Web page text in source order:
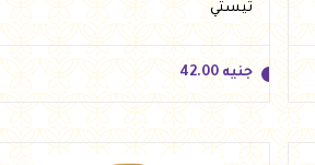
تيستي
جنيه 42.00